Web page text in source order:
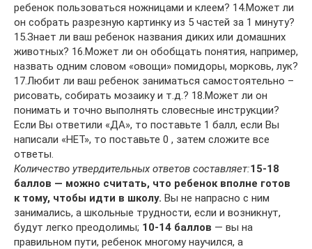
ребенок пользоваться ножницами и клеем? 14.Может ли
он собрать разрезную картинку из 5 частей за 1 минуту?
15.Знает ли ваш ребенок названия диких или домашних
животных? 16.Может ли он обобщать понятия, например,
назвать одним словом «овощи» помидоры, морковь, лук?
17.Любит ли ваш ребенок заниматься самостоятельно –
рисовать, собирать мозаику и т.д.? 18.Может ли он
понимать и точно выполнять словесные инструкции?
Если Вы ответили «ДА», то поставьте 1 балл, если Вы
написали «НЕТ», то поставьте 0 , затем сложите все
ответы.
Количество утвердительных ответов составляет:15-18
баллов — можно считать, что ребенок вполне готов
к тому, чтобы идти в школу. Вы не напрасно с ним
занимались, а школьные трудности, если и возникнут,
будут легко преодолимы; 10-14 баллов — вы на
правильном пути, ребенок многому научился, а